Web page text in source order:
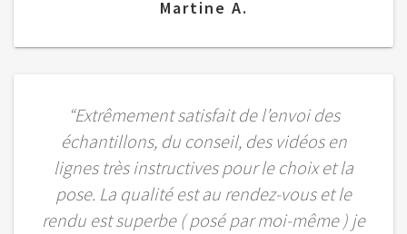
Martine A.
“Extrêmement satisfait de l’envoi des
échantillons, du conseil, des vidéos en
lignes très instructives pour le choix et la
pose. La qualité est au rendez-vous et le
rendu est superbe ( posé par moi-même ) je